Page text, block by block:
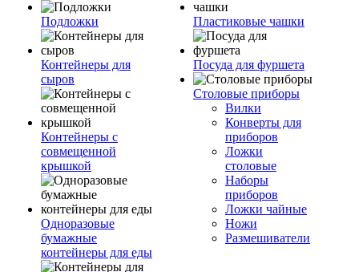
Подложки
Контейнеры для
сыров
Контейнеры с
совмещенной
крышкой
Одноразовые
бумажные
контейнеры для еды
Пластиковые чашки
Посуда для фуршета
Столовые приборы
Вилки
Конверты для
приборов
Ложки
столовые
Наборы
приборов
Ложки чайные
Ножи
Размешиватели